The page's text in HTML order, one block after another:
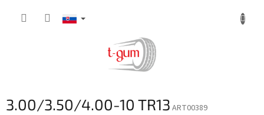
3.00/3.50/4.00-10 TR13 ART00389